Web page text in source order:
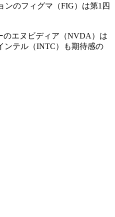
のフィグマ（FIG）は第1四
のエヌビディア（NVDA）は
ンテル（INTC）も期待感の